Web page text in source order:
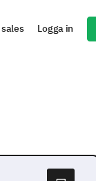
Logga in